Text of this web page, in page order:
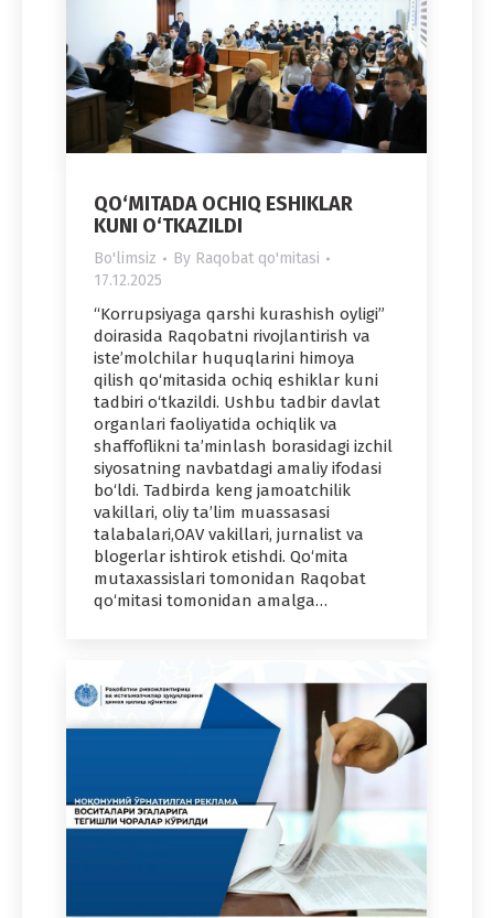
QO‘MITADA OCHIQ ESHIKLAR
KUNI O‘TKAZILDI
Bo'limsiz By Raqobat qo'mitasi
17.12.2025
“Korrupsiyaga qarshi kurashish oyligi”
doirasida Raqobatni rivojlantirish va
iste’molchilar huquqlarini himoya
qilish qo‘mitasida ochiq eshiklar kuni
tadbiri o‘tkazildi. Ushbu tadbir davlat
organlari faoliyatida ochiqlik va
shaffoflikni ta’minlash borasidagi izchil
siyosatning navbatdagi amaliy ifodasi
bo‘ldi. Tadbirda keng jamoatchilik
vakillari, oliy ta’lim muassasasi
talabalari,OAV vakillari, jurnalist va
blogerlar ishtirok etishdi. Qo‘mita
mutaxassislari tomonidan Raqobat
qo‘mitasi tomonidan amalga…